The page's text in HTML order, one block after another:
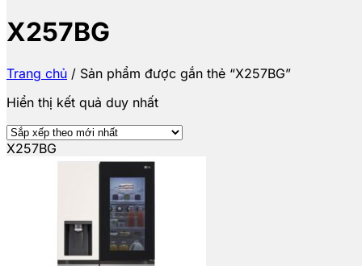
X257BG
Trang chủ / Sản phẩm được gắn thẻ “X257BG”
Hiển thị kết quả duy nhất
X257BG